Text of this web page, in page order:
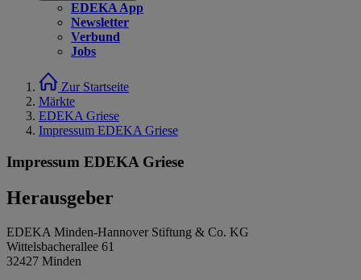
EDEKA App
Newsletter
Verbund
Jobs
Zur Startseite
Märkte
EDEKA Griese
Impressum EDEKA Griese
Impressum EDEKA Griese
Herausgeber
EDEKA Minden-Hannover Stiftung & Co. KG
Wittelsbacherallee 61
32427 Minden